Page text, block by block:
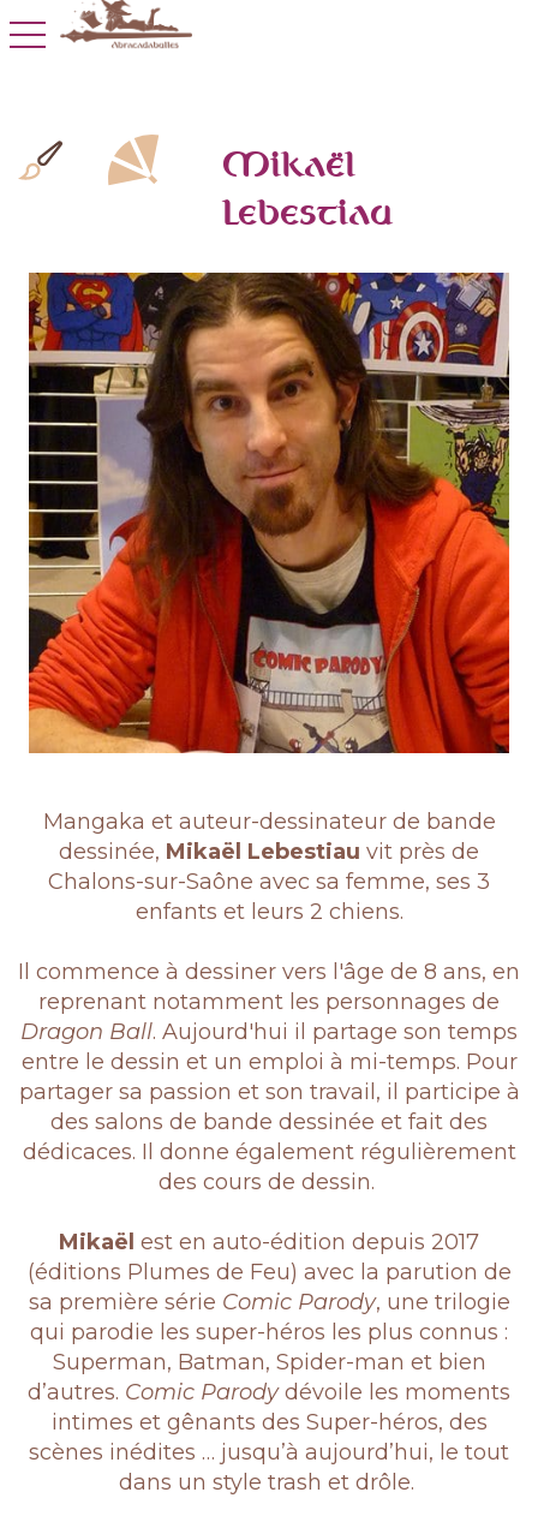
toggle navigation
Mikaël
Lebestiau
Mangaka et auteur-dessinateur de bande
dessinée, Mikaël Lebestiau vit près de
Chalons-sur-Saône avec sa femme, ses 3
enfants et leurs 2 chiens.
Il commence à dessiner vers l'âge de 8 ans, en
reprenant notamment les personnages de
Dragon Ball. Aujourd'hui il partage son temps
entre le dessin et un emploi à mi-temps. Pour
partager sa passion et son travail, il participe à
des salons de bande dessinée et fait des
dédicaces. Il donne également régulièrement
des cours de dessin.
Mikaël est en auto-édition depuis 2017
(éditions Plumes de Feu) avec la parution de
sa première série Comic Parody, une trilogie
qui parodie les super-héros les plus connus :
Superman, Batman, Spider-man et bien
d’autres. Comic Parodydévoile les moments
intimes et gênants des Super-héros, des
scènes inédites … jusqu’à aujourd’hui, le tout
dans un style trash et drôle.